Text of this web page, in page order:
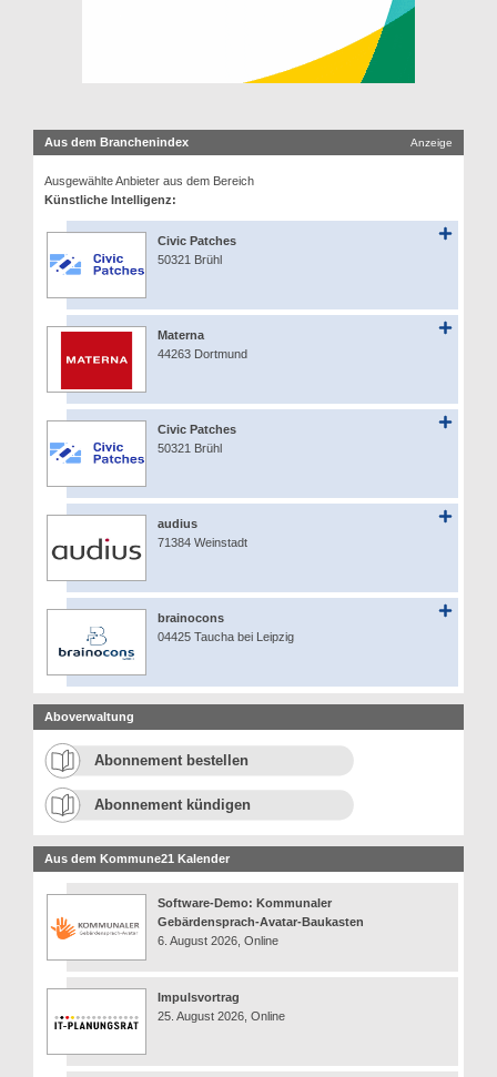
Aus dem Branchenindex Anzeige
Ausgewählte Anbieter aus dem Bereich
Künstliche Intelligenz:
Civic Patches
50321 Brühl
Materna
44263 Dortmund
Civic Patches
50321 Brühl
audius
71384 Weinstadt
brainocons
04425 Taucha bei Leipzig
Aboverwaltung
Abonnement bestellen
Abonnement kündigen
Aus dem Kommune21 Kalender
Software-Demo: Kommunaler
Gebärdensprach-Avatar-Baukasten
6. August 2026, Online
Impulsvortrag
25. August 2026, Online